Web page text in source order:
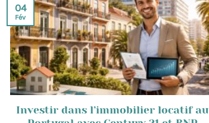
Investir dans l’immobilier locatif au
04
Fév